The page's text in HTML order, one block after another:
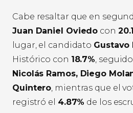
Cabe resaltar que en
Juan Daniel Oviedo con
lugar, el candidato Gustavo
Histórico con 18.7%,
Nicolás Ramos, Diego
Quintero, mientras que el
registró el 4.87% de los